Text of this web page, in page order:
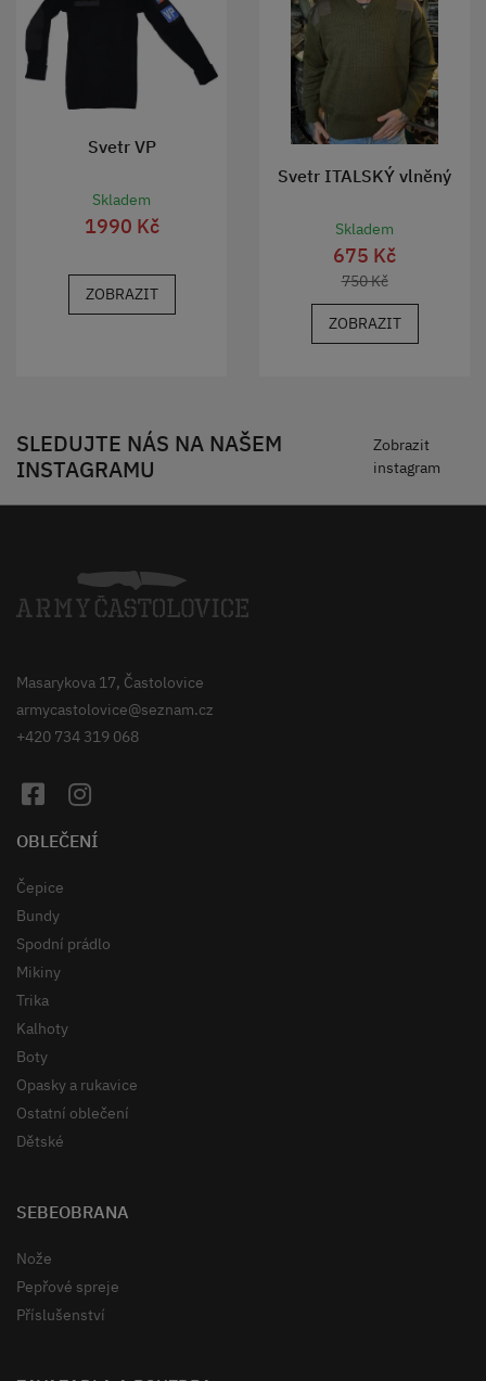
Svetr VP
Skladem
1990 Kč
ZOBRAZIT
Svetr ITALSKÝ vlněný
Skladem
675 Kč
750 Kč
ZOBRAZIT
SLEDUJTE NÁS NA NAŠEM
INSTAGRAMU
Zobrazit
instagram
Masarykova 17, Častolovice
armycastolovice@seznam.cz
+420 734 319 068
OBLEČENÍ
Čepice
Bundy
Spodní prádlo
Mikiny
Trika
Kalhoty
Boty
Opasky a rukavice
Ostatní oblečení
Dětské
SEBEOBRANA
Nože
Pepřové spreje
Příslušenství